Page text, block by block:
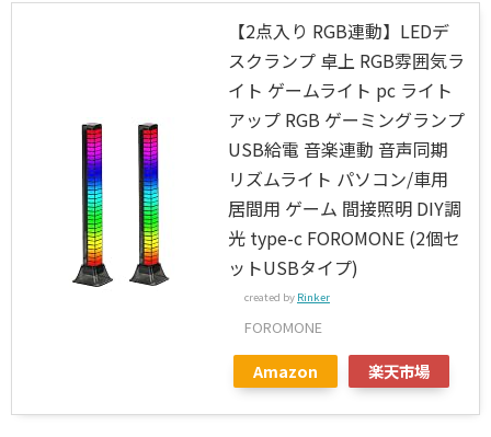
【2点入り RGB連動】LEDデ
スクランプ 卓上 RGB雰囲気ラ
イト ゲームライト pc ライト
アップ RGB ゲーミングランプ
USB給電 音楽連動 音声同期
リズムライト パソコン/車用
居間用 ゲーム 間接照明 DIY調
光 type-c FOROMONE (2個セ
ットUSBタイプ)
created by Rinker
FOROMONE
Amazon 楽天市場